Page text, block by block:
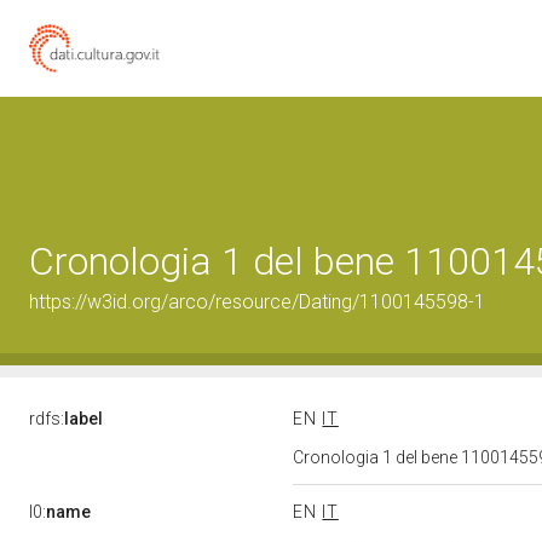
Cronologia 1 del bene
https://w3id.org/arco/resource/Dating/1100145598-1
rdfs: label EN
IT
Cronologia 1 del bene
l0:name EN
IT